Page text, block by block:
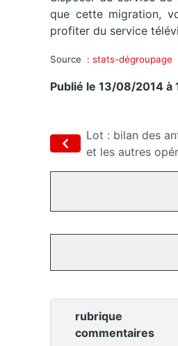
que cette migration,
profiter du service
Source : stats-dégroupage
Publié le 13/08/2014 à
Lot : bilan des
et les autres
rubrique
commentaires